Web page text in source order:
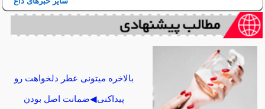
بالاخره میتونی عطر دلخواهت رو
پیداکنی◀ضمانت اصل بودن